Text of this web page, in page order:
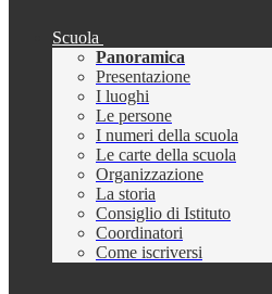
Scuola
Panoramica
Presentazione
I luoghi
Le persone
I numeri della scuola
Le carte della scuola
Organizzazione
La storia
Consiglio di Istituto
Coordinatori
Come iscriversi